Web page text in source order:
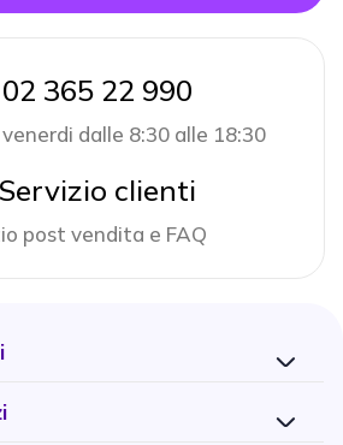
icon
02 365 22 990
dalle 8:30 alle 18:30
icon
Servizio clienti
post vendita e FAQ